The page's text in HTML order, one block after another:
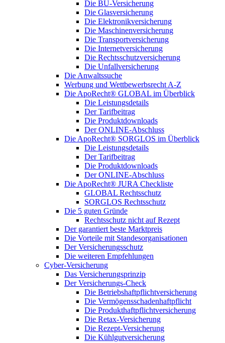
Die BU-Versicherung
Die Glasversicherung
Die Elektronikversicherung
Die Maschinenversicherung
Die Transportversicherung
Die Internetversicherung
Die Rechtsschutzversicherung
Die Unfallversicherung
Die Anwaltssuche
Werbung und Wettbewerbsrecht A-Z
Die ApoRecht® GLOBAL im Überblick
Die Leistungsdetails
Der Tarifbeitrag
Die Produktdownloads
Der ONLINE-Abschluss
Die ApoRecht® SORGLOS im Überblick
Die Leistungsdetails
Der Tarifbeitrag
Die Produktdownloads
Der ONLINE-Abschluss
Die ApoRecht® JURA Checkliste
GLOBAL Rechtsschutz
SORGLOS Rechtsschutz
Die 5 guten Gründe
Rechtsschutz nicht auf Rezept
Der garantiert beste Marktpreis
Die Vorteile mit Standesorganisationen
Der Versicherungsschutz
Die weiteren Empfehlungen
Cyber-Versicherung
Das Versicherungsprinzip
Der Versicherungs-Check
Die Betriebshaftpflichtversicherung
Die Vermögensschadenhaftpflicht
Die Produkthaftpflichtversicherung
Die Retax-Versicherung
Die Rezept-Versicherung
Die Kühlgutversicherung